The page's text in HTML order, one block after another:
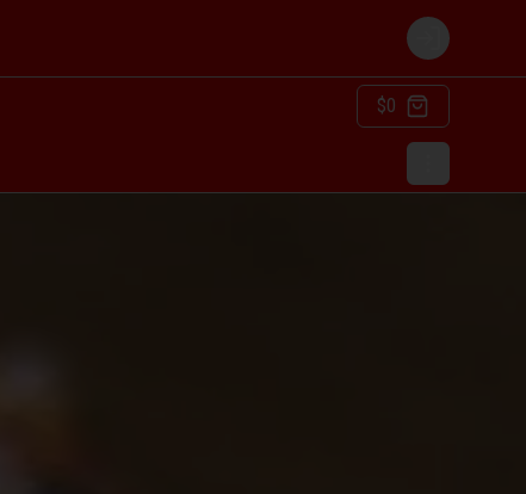
Login
$0